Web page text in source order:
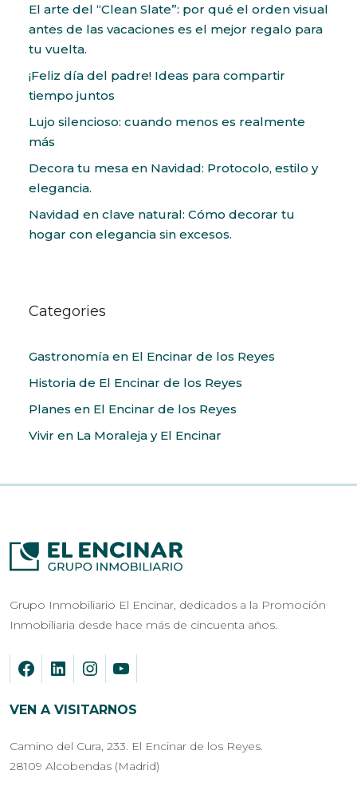
El arte del “Clean Slate”: por qué el orden visual
antes de las vacaciones es el mejor regalo para
tu vuelta.
¡Feliz día del padre! Ideas para compartir
tiempo juntos
Lujo silencioso: cuando menos es realmente
más
Decora tu mesa en Navidad: Protocolo, estilo y
elegancia.
Navidad en clave natural: Cómo decorar tu
hogar con elegancia sin excesos.
Categories
Gastronomía en El Encinar de los Reyes
Historia de El Encinar de los Reyes
Planes en El Encinar de los Reyes
Vivir en La Moraleja y El Encinar
Grupo Inmobiliario El Encinar, dedicados a la Promoción
Inmobiliaria desde hace más de cincuenta años.
VEN A VISITARNOS
Camino del Cura, 233. El Encinar de los Reyes.
28109 Alcobendas (Madrid)